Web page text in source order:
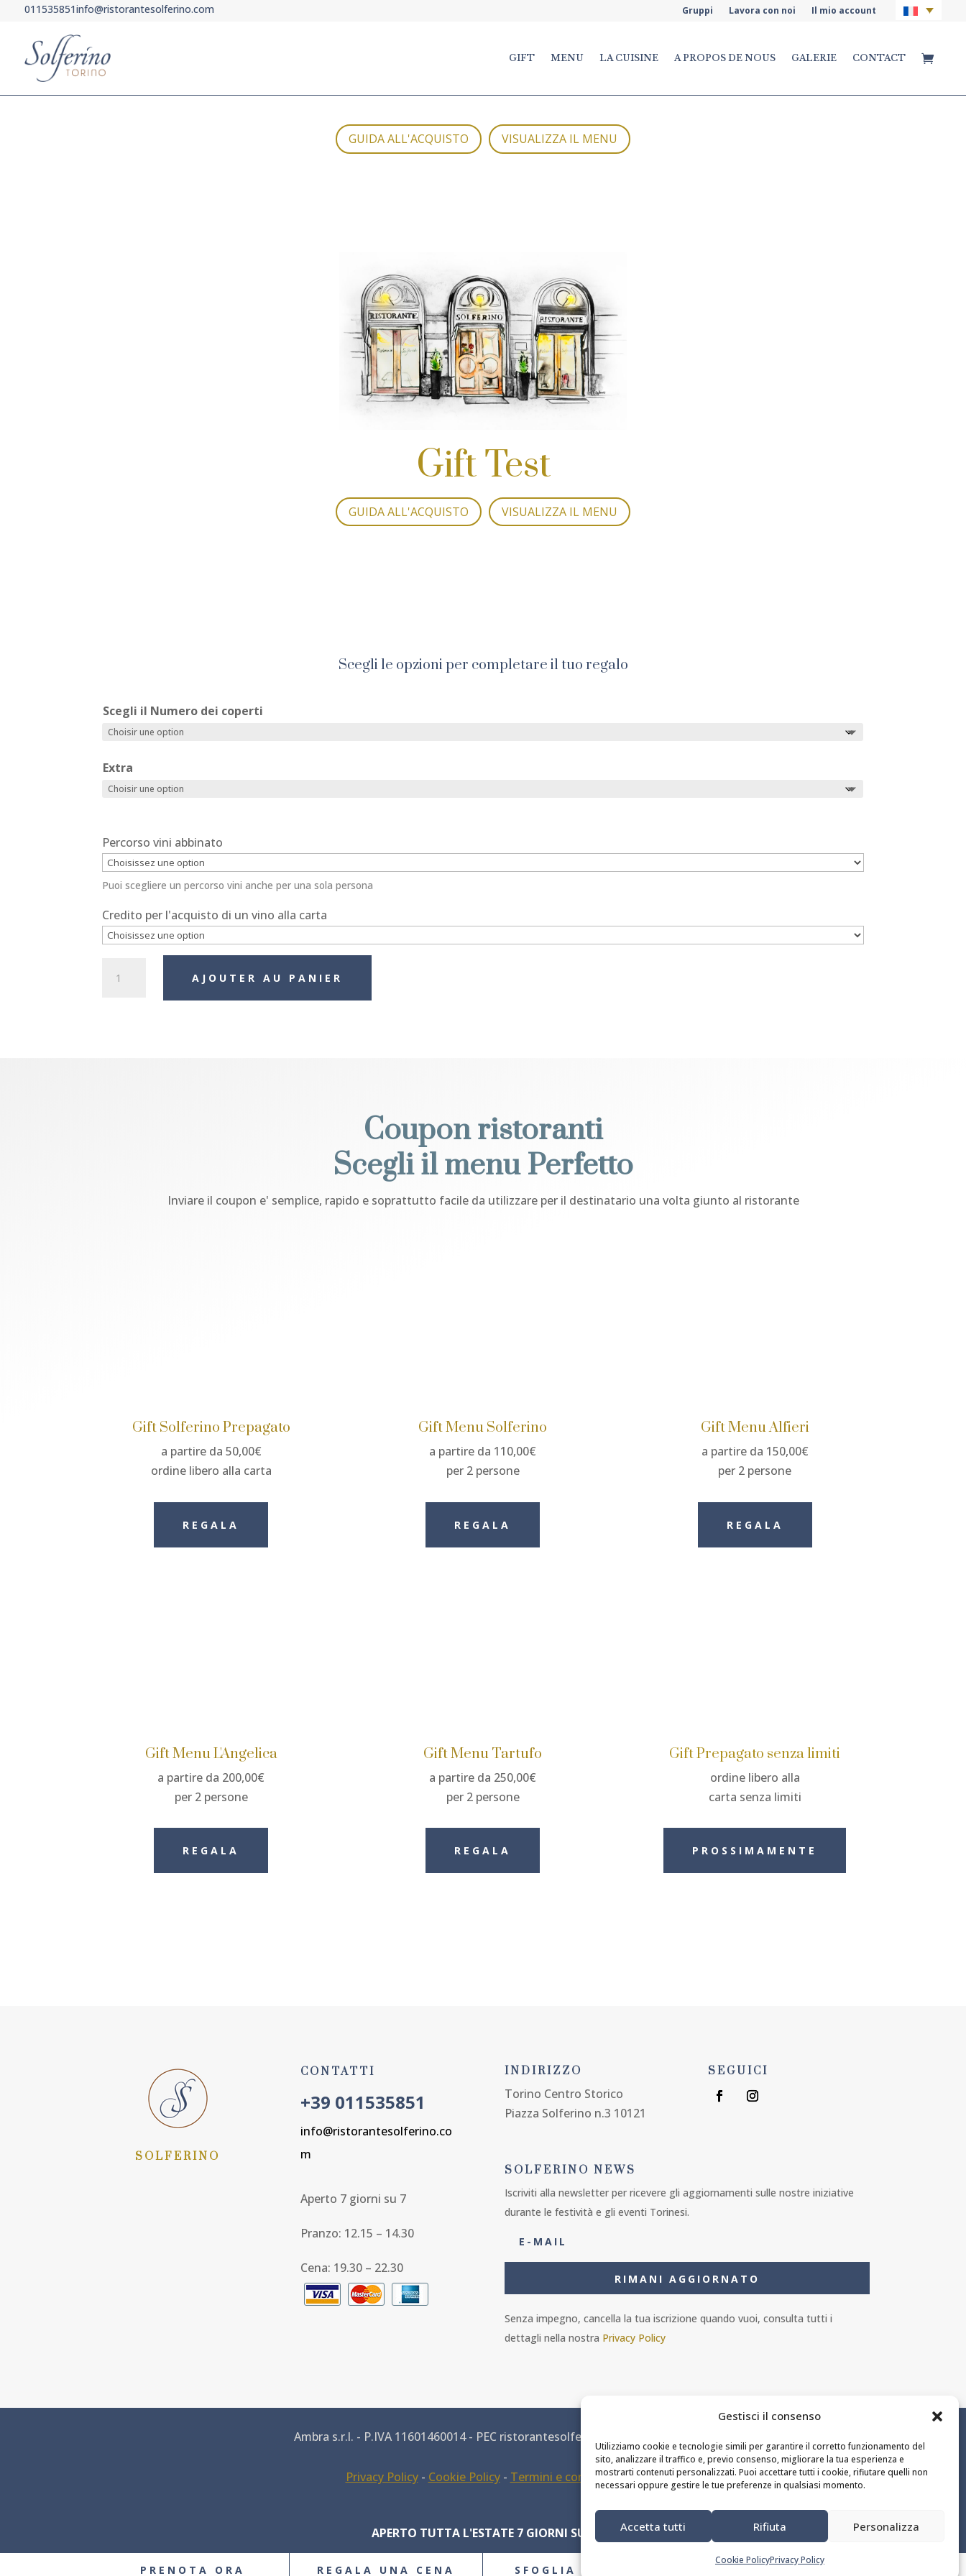
Gestisci il consenso
Utilizziamo cookie e tecnologie simili per garantire il corretto funzionamento del
sito, analizzare il traffico e, previo consenso, migliorare la tua esperienza e
mostrarti contenuti personalizzati. Puoi accettare tutti i cookie, rifiutare quelli non
necessari oppure gestire le tue preferenze in qualsiasi momento.
Accetta tutti Rifiuta Personalizza
Cookie PolicyPrivacy Policy
011535851info@ristorantesolferino.com Gruppi Lavora con noi Il mio account
GIFT MENU LA CUISINE A PROPOS DE NOUS GALERIE CONTACT
GUIDA ALL'ACQUISTO VISUALIZZA IL MENU
Gift Test
GUIDA ALL'ACQUISTO VISUALIZZA IL MENU
Scegli le opzioni per completare il tuo regalo
Scegli il Numero dei coperti
Extra
Percorso vini abbinato
Puoi scegliere un percorso vini anche per una sola persona
Credito per l'acquisto di un vino alla carta
AJOUTER AU PANIER
Coupon ristoranti
Scegli il menu Perfetto
Inviare il coupon e' semplice, rapido e soprattutto facile da utilizzare per il destinatario una volta giunto al ristorante
Gift Solferino Prepagato
a partire da 50,00€
ordine libero alla carta
REGALA
Gift Menu Solferino
a partire da 110,00€
per 2 persone
REGALA
Gift Menu Alfieri
a partire da 150,00€
per 2 persone
REGALA
Gift Menu L'Angelica
a partire da 200,00€
per 2 persone
REGALA
Gift Menu Tartufo
a partire da 250,00€
per 2 persone
REGALA
Gift Prepagato senza limiti
ordine libero alla
carta senza limiti
PROSSIMAMENTE
APERTO TUTTA L'ESTATE 7 GIORNI SU 7
PRENOTA ORA REGALA UNA CENA SFOGLIA IL MENU ORGANIZZA EVENTO
SOLFERINO
CONTATTI
+39 011535851
info@ristorantesolferino.co
m
Aperto 7 giorni su 7
Pranzo: 12.15 – 14.30
Cena: 19.30 – 22.30
INDIRIZZO
Torino Centro Storico
Piazza Solferino n.3 10121
SEGUICI
SOLFERINO NEWS
Iscriviti alla newsletter per ricevere gli aggiornamenti sulle nostre iniziative
durante le festività e gli eventi Torinesi.
RIMANI AGGIORNATO
Senza impegno, cancella la tua iscrizione quando vuoi, consulta tutti i
dettagli nella nostra Privacy Policy
Ambra s.r.l. - P.IVA 11601460014 - PEC ristorantesolferino@legalmail.it
Privacy Policy- Cookie Policy- Termini e condizioni
Site bywebgrow.pro